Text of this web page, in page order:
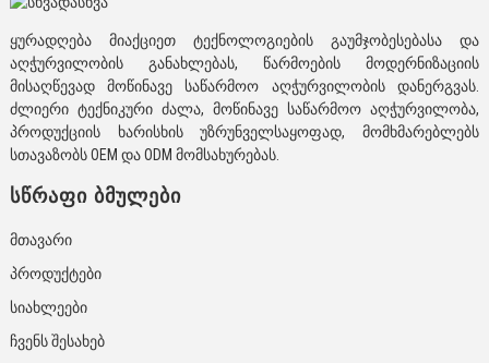
ყურადღება მიაქციეთ ტექნოლოგიების გაუმჯობესებასა და
აღჭურვილობის განახლებას, წარმოების მოდერნიზაციის
მისაღწევად მოწინავე საწარმოო აღჭურვილობის დანერგვას.
ძლიერი ტექნიკური ძალა, მოწინავე საწარმოო აღჭურვილობა,
პროდუქციის ხარისხის უზრუნველსაყოფად, მომხმარებლებს
სთავაზობს OEM და ODM მომსახურებას.
ᲡᲬᲠᲐᲤᲘ ᲑᲛᲣᲚᲔᲑᲘ
Მთავარი
Პროდუქტები
Სიახლეები
Ჩვენს Შესახებ